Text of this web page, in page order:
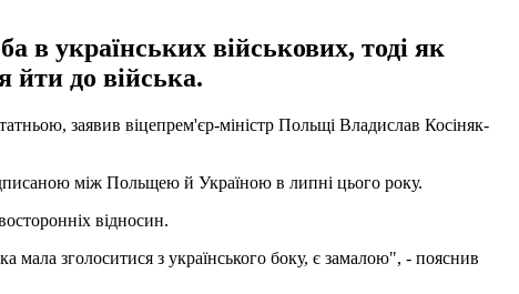
в українських військових, тоді як
йти до війська.
заявив віцепрем'єр-міністр Польщі Владислав Косіняк-
між Польщею й Україною в липні цього року.
відносин.
мала зголоситися з українського боку, є замалою", - пояснив